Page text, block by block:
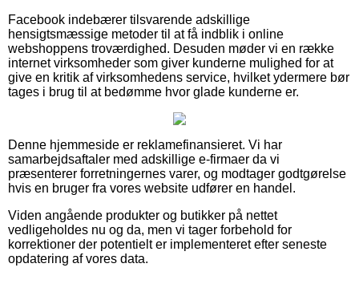
Facebook indebærer tilsvarende adskillige
hensigtsmæssige metoder til at få indblik i online
webshoppens troværdighed. Desuden møder vi en række
internet virksomheder som giver kunderne mulighed for at
give en kritik af virksomhedens service, hvilket ydermere bør
tages i brug til at bedømme hvor glade kunderne er.
Denne hjemmeside er reklamefinansieret. Vi har
samarbejdsaftaler med adskillige e-firmaer da vi
præsenterer forretningernes varer, og modtager godtgørelse
hvis en bruger fra vores website udfører en handel.
Viden angående produkter og butikker på nettet
vedligeholdes nu og da, men vi tager forbehold for
korrektioner der potentielt er implementeret efter seneste
opdatering af vores data.